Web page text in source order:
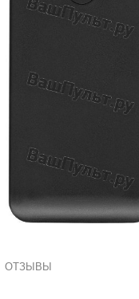
ОТЗЫВЫ